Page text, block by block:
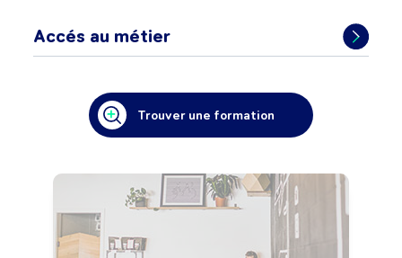
Accés au métier
Trouver une formation